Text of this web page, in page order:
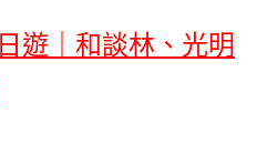
遊｜和談林、光明